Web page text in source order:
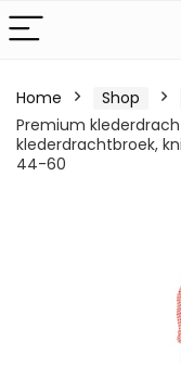
Home Shop
Premium
klederdrachtbroek,
44-60